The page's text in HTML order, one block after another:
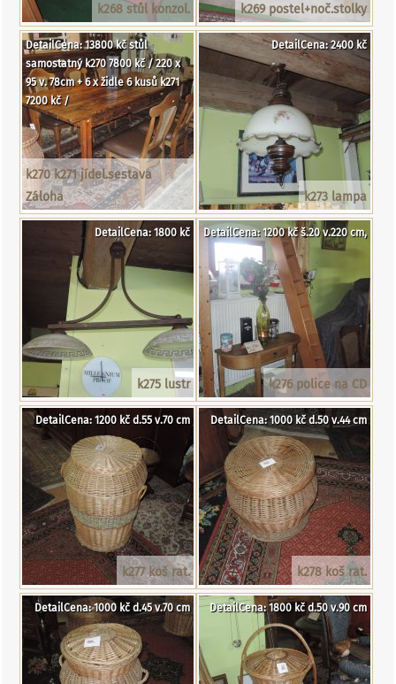
k268 stůl konzol. k269 postel+noč.stolky
k270 k271 jídel.sestava
Záloha
DetailCena: 13800 kč stůl
samostatný k270 7800 kč / 220 x
95 v. 78cm + 6 x židle 6 kusů k271
7200 kč /
k273 lampa
DetailCena: 2400 kč
k275 lustr
DetailCena: 1800 kč
k276 police na CD
DetailCena: 1200 kč š.20 v.220 cm,
k277 koš rat.
DetailCena: 1200 kč d.55 v.70 cm
k278 koš rat.
DetailCena: 1000 kč d.50 v.44 cm
DetailCena: 1000 kč d.45 v.70 cm DetailCena: 1800 kč d.50 v.90 cm